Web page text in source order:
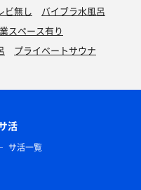
ビ無し
バイブラ水風呂
スペース有り
プライベートサウナ
活
サ活一覧